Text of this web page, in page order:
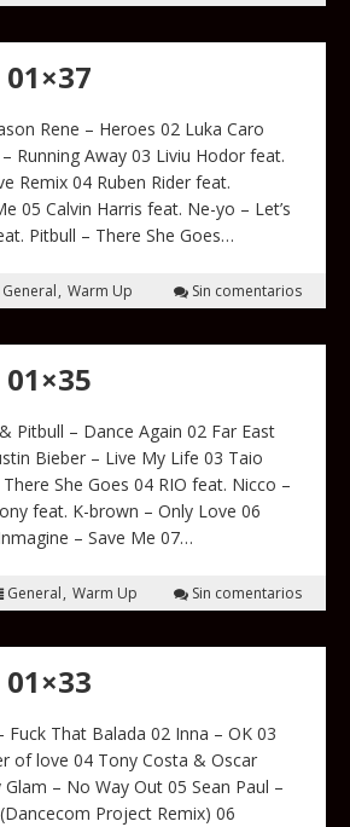
Rene – Heroes 02 Luka Caro
Running Away 03 Liviu Hodor feat.
Remix 04 Ruben Rider feat.
05 Calvin Harris feat. Ne-yo – Let’s
Pitbull – There She Goes…
General Warm Up Sin comentarios
Pitbull – Dance Again 02 Far East
Bieber – Live My Life 03 Taio
She Goes 04 RIO feat. Nicco –
feat. K-brown – Only Love 06
– Save Me 07…
General Warm Up Sin comentarios
Fuck That Balada 02 Inna – OK 03
of love 04 Tony Costa & Oscar
– No Way Out 05 Sean Paul –
Project Remix) 06